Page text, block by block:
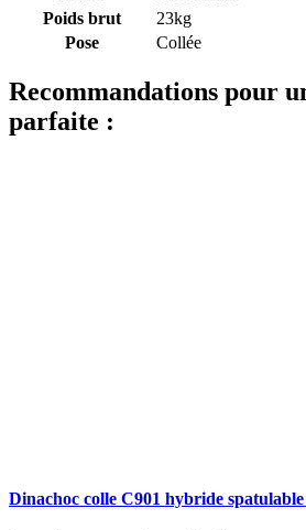
Poids brut
23kg
Pose
Collée
Recommandations pour
parfaite :
Dinachoc colle C901 hybride